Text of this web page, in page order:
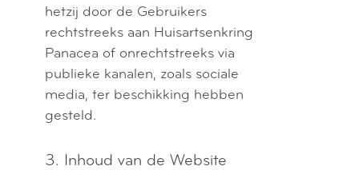
hetzij door de Gebruikers
rechtstreeks aan Huisartsenkring
Panacea of onrechtstreeks via
publieke kanalen, zoals sociale
media, ter beschikking hebben
gesteld.
3. Inhoud van de Website